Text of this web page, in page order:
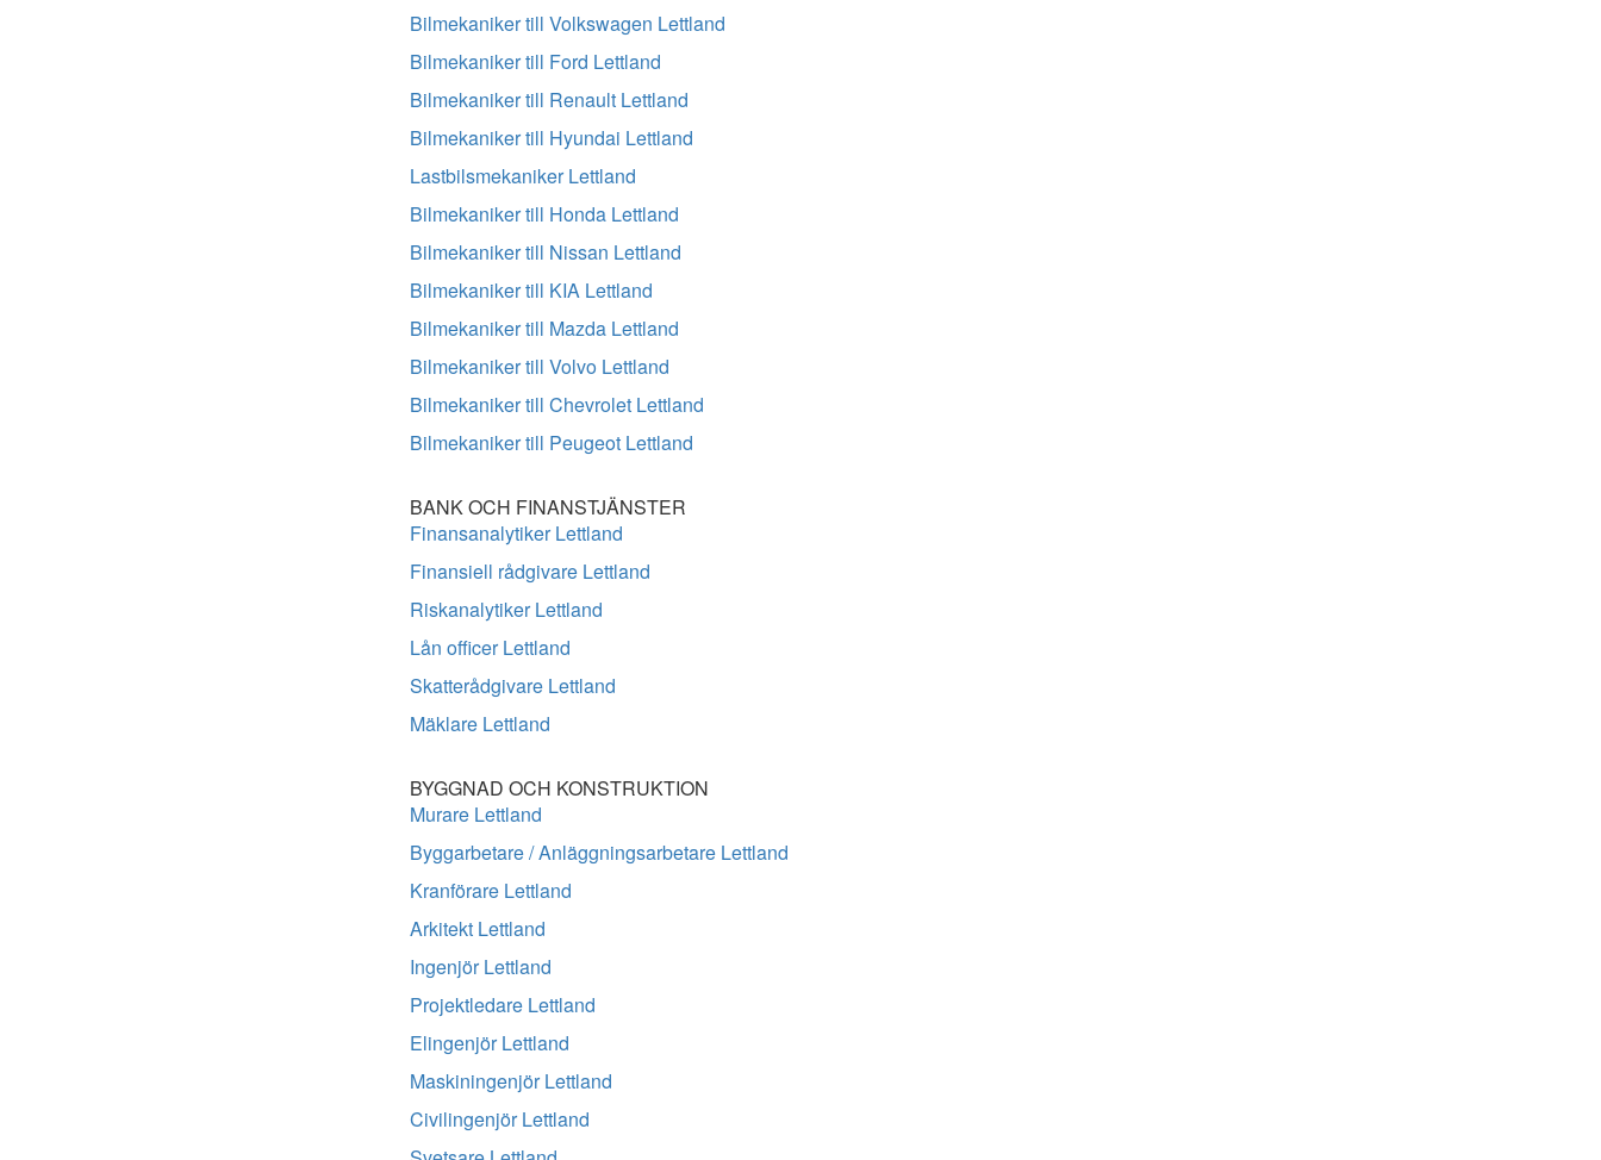
Bilmekaniker till Volkswagen Lettland
Bilmekaniker till Ford Lettland
Bilmekaniker till Renault Lettland
Bilmekaniker till Hyundai Lettland
Lastbilsmekaniker Lettland
Bilmekaniker till Honda Lettland
Bilmekaniker till Nissan Lettland
Bilmekaniker till KIA Lettland
Bilmekaniker till Mazda Lettland
Bilmekaniker till Volvo Lettland
Bilmekaniker till Chevrolet Lettland
Bilmekaniker till Peugeot Lettland
BANK OCH FINANSTJÄNSTER
Finansanalytiker Lettland
Finansiell rådgivare Lettland
Riskanalytiker Lettland
Lån officer Lettland
Skatterådgivare Lettland
Mäklare Lettland
BYGGNAD OCH KONSTRUKTION
Murare Lettland
Byggarbetare / Anläggningsarbetare Lettland
Kranförare Lettland
Arkitekt Lettland
Ingenjör Lettland
Projektledare Lettland
Elingenjör Lettland
Maskiningenjör Lettland
Civilingenjör Lettland